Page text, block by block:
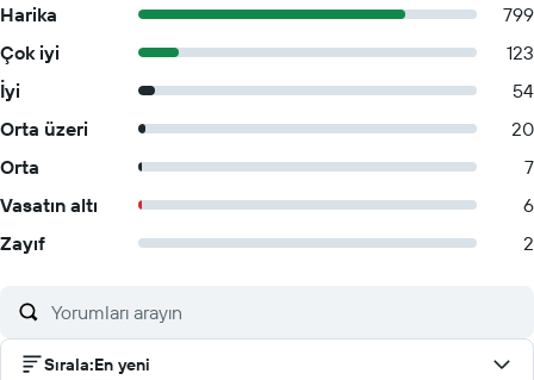
Harika
799
Çok iyi
123
İyi
54
Orta üzeri
20
Orta
7
Vasatın altı
6
Zayıf
2
Sırala:En yeni